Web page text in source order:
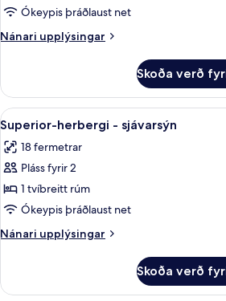
Ókeypis þráðlaust net
Nánari upplýsingar
Nánari
svíta
Skoða verð
Skoða
allar
myndir
fyrir
Superior-
herbergi
-
sjávarsýn
6
Superior-herbergi - sjávarsýn
18 fermetrar
Pláss fyrir 2
1 tvíbreitt rúm
Ókeypis þráðlaust net
Nánari upplýsingar
Nánari
herbergi
Skoða verð